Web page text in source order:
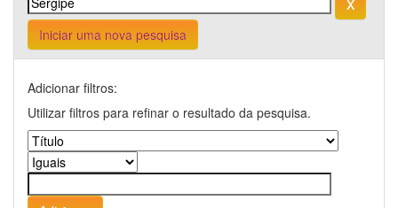
Iniciar uma nova pesquisa
Adicionar filtros:
Utilizar filtros para refinar o resultado da pesquisa.